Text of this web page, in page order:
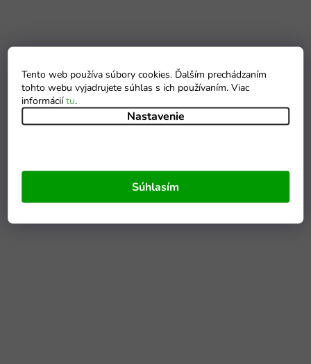
Tento web používa súbory cookies. Ďalším prechádzaním
tohto webu vyjadrujete súhlas s ich používaním. Viac
informáciítu.
Nastavenie
Súhlasím